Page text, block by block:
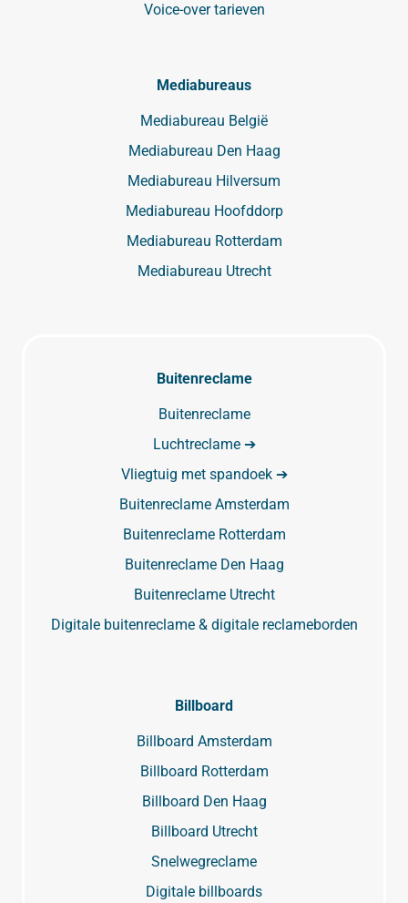
Voice-over tarieven
Mediabureaus
Mediabureau België
Mediabureau Den Haag
Mediabureau Hilversum
Mediabureau Hoofddorp
Mediabureau Rotterdam
Mediabureau Utrecht
Buitenreclame
Buitenreclame
Luchtreclame ➔
Vliegtuig met spandoek ➔
Buitenreclame Amsterdam
Buitenreclame Rotterdam
Buitenreclame Den Haag
Buitenreclame Utrecht
Digitale buitenreclame & digitale reclameborden
Billboard
Billboard Amsterdam
Billboard Rotterdam
Billboard Den Haag
Billboard Utrecht
Snelwegreclame
Digitale billboards